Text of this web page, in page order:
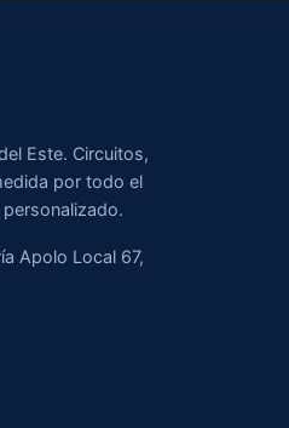
Este. Circuitos,
por todo el
Apolo Local 67,